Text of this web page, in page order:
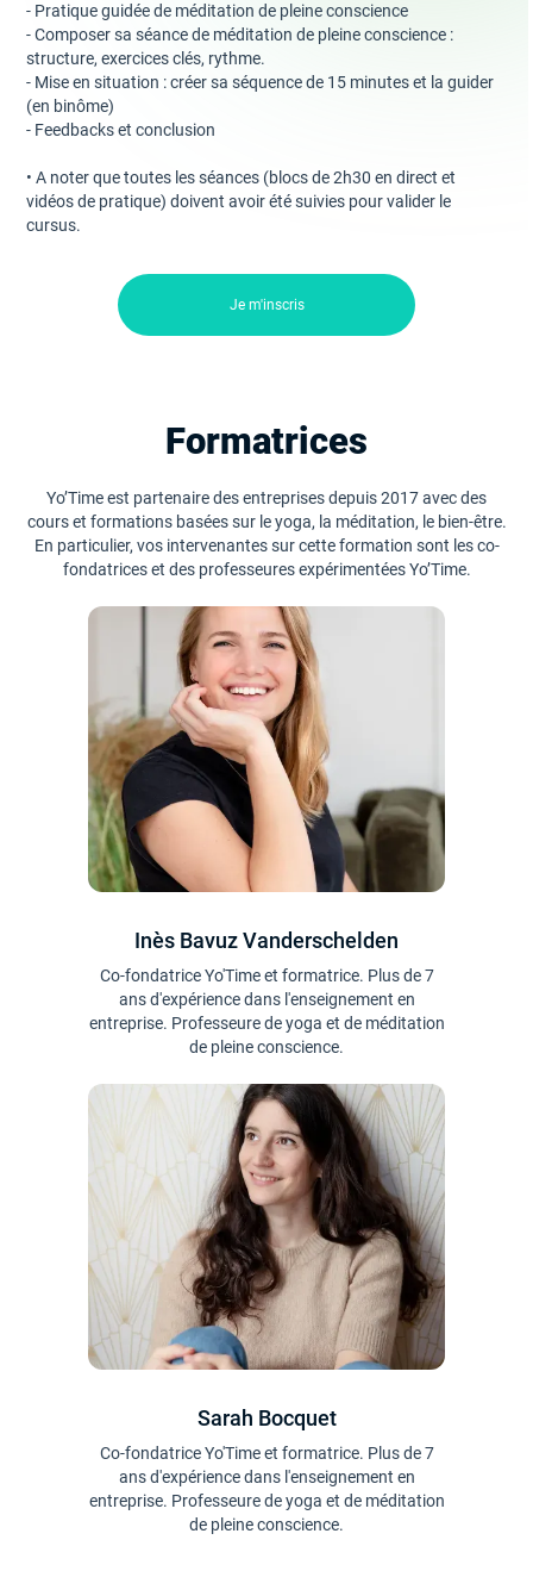
- Pratique guidée de méditation de pleine conscience
- Composer sa séance de méditation de pleine conscience :
structure, exercices clés, rythme.
- Mise en situation : créer sa séquence de 15 minutes et la guider
(en binôme)
- Feedbacks et conclusion
• A noter que toutes les séances (blocs de 2h30 en direct et
vidéos de pratique) doivent avoir été suivies pour valider le
cursus.
Je m'inscris
Formatrices
Yo’Time est partenaire des entreprises depuis 2017 avec des
cours et formations basées sur le yoga, la méditation, le bien-être.
En particulier, vos intervenantes sur cette formation sont les co-
fondatrices et des professeures expérimentées Yo’Time.
Inès Bavuz Vanderschelden
Co-fondatrice Yo'Time et formatrice. Plus de 7
ans d'expérience dans l'enseignement en
entreprise. Professeure de yoga et de méditation
de pleine conscience.
Sarah Bocquet
Co-fondatrice Yo'Time et formatrice. Plus de 7
ans d'expérience dans l'enseignement en
entreprise. Professeure de yoga et de méditation
de pleine conscience.